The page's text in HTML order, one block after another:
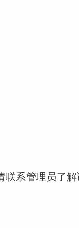
联系管理员了